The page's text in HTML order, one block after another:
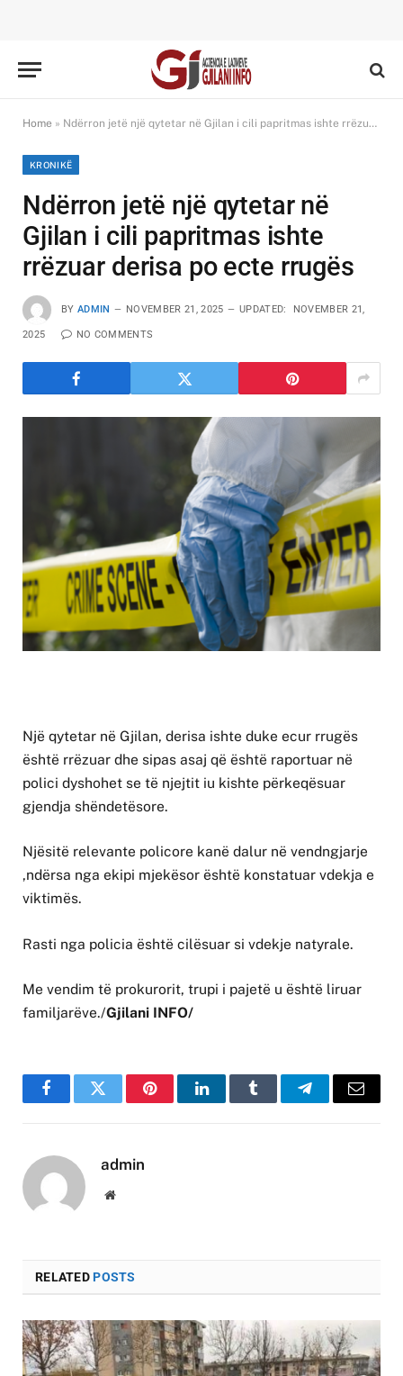
Home » Ndërron jetë një qytetar në Gjilan i cili papritmas ishte rrëzuar derisa po ecte rrugës
KRONIKË
Ndërron jetë një qytetar në
Gjilan i cili papritmas ishte
rrëzuar derisa po ecte rrugës
BY ADMIN NOVEMBER 21, 2025 UPDATED: NOVEMBER 21,
2025 NO COMMENTS
Një qytetar në Gjilan, derisa ishte duke ecur rrugës
është rrëzuar dhe sipas asaj që është raportuar në
polici dyshohet se të njejtit iu kishte përkeqësuar
gjendja shëndetësore.
Njësitë relevante policore kanë dalur në vendngjarje
,ndërsa nga ekipi mjekësor është konstatuar vdekja e
viktimës.
Rasti nga policia është cilësuar si vdekje natyrale.
Me vendim të prokurorit, trupi i pajetë u është liruar
familjarëve./Gjilani INFO/
FacebookTwitter PinterestLinkedInTumblr TelegramEmail
admin
Website
RELATEDPOSTS